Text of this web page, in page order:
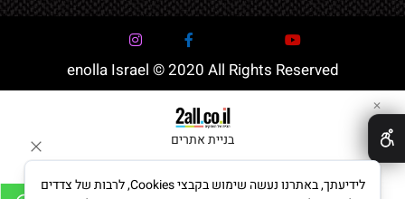
enolla Israel © 2020 All Rights Reserved
בניית אתרים
✕
לידיעתך, באתרנו נעשה שימוש בקבצי Cookies, לרבות של צדדים